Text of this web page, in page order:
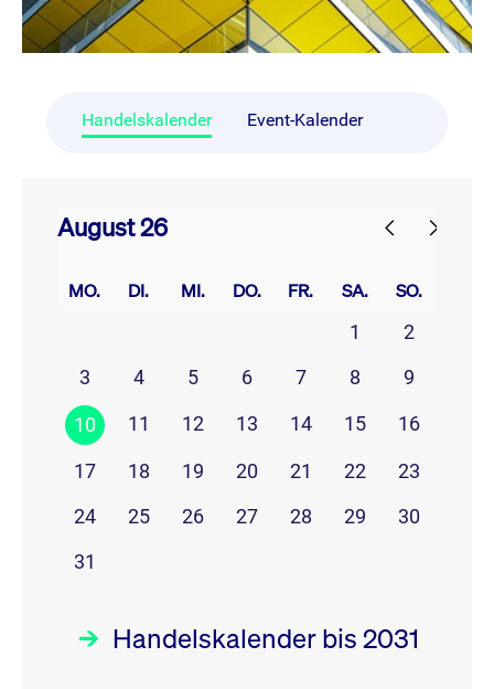
Handelskalender Event-Kalender
August 26
MO. DI. MI. DO. FR. SA. SO.
1
2
3
4 5 6 7 8 9
10 11 12 13 14 15 16
17 18 19 20 21 22
23
24
25 26 27 28 29
30
31
Handelskalender bis 2031